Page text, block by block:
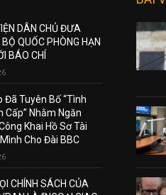
DÂN CHỦ ĐƯA
QUỐC PHÒNG HẠN
BÁO CHÍ
Đã Tuyên Bố “Tình
Cấp” Nhằm Ngăn
Khai Hồ Sơ Tài
Cho Đài BBC
CHÍNH SÁCH CỦA